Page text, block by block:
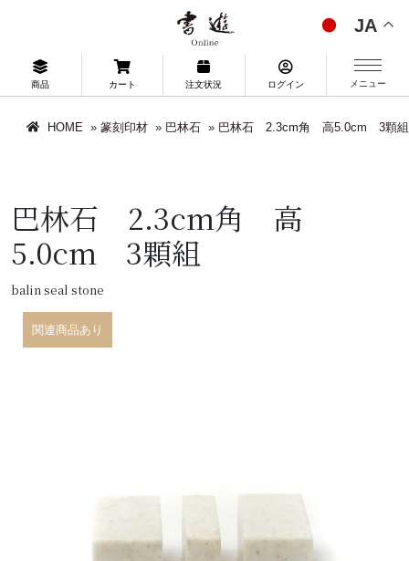
JA
商品 カート 注文状況 ログイン メニュー
HOME » 篆刻印材 » 巴林石 » 巴林石 2.3cm角 高5.0cm 3顆組
巴林石 2.3cm角 高
5.0cm 3顆組
balin seal stone
関連商品あり